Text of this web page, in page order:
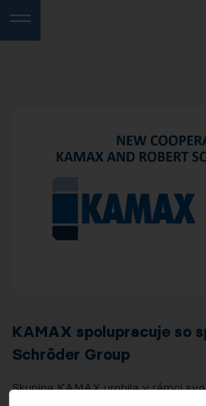
KAMAX spolupracuje so
Schröder Group
Skupina KAMAX urobila v rámci